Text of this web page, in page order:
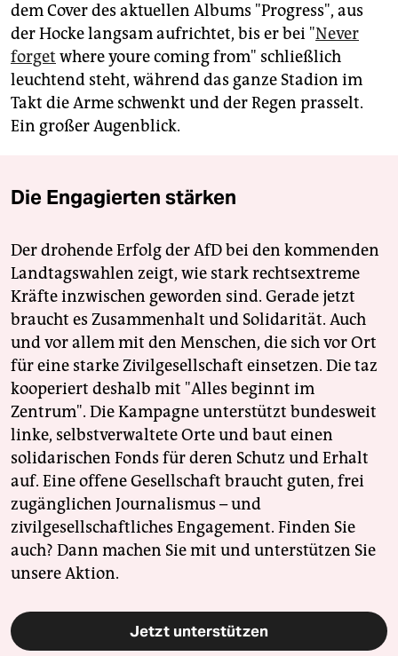
dem Cover des aktuellen Albums "Progress", aus
der Hocke langsam aufrichtet, bis er bei "Never
forget where youre coming from" schließlich
leuchtend steht, während das ganze Stadion im
Takt die Arme schwenkt und der Regen prasselt.
Ein großer Augenblick.
Die Engagierten stärken
Der drohende Erfolg der AfD bei den kommenden
Landtagswahlen zeigt, wie stark rechtsextreme
Kräfte inzwischen geworden sind. Gerade jetzt
braucht es Zusammenhalt und Solidarität. Auch
und vor allem mit den Menschen, die sich vor Ort
für eine starke Zivilgesellschaft einsetzen. Die taz
kooperiert deshalb mit "Alles beginnt im
Zentrum". Die Kampagne unterstützt bundesweit
linke, selbstverwaltete Orte und baut einen
solidarischen Fonds für deren Schutz und Erhalt
auf. Eine offene Gesellschaft braucht guten, frei
zugänglichen Journalismus – und
zivilgesellschaftliches Engagement. Finden Sie
auch? Dann machen Sie mit und unterstützen Sie
unsere Aktion.
Jetzt unterstützen